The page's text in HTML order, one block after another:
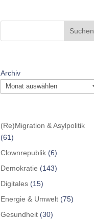
Suchen
Archiv
(Re)Migration & Asylpolitik
(61)
Clownrepublik (6)
Demokratie (143)
Digitales (15)
Energie & Umwelt (75)
Gesundheit (30)